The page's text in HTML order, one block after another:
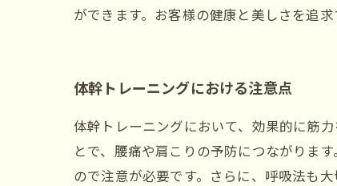
ができます。お客様の健康と美しさを追
体幹トレーニングにおける注意点
体幹トレーニングにおいて、効果的に筋
とで、腰痛や肩こりの予防につながりま
ので注意が必要です。さらに、呼吸法も